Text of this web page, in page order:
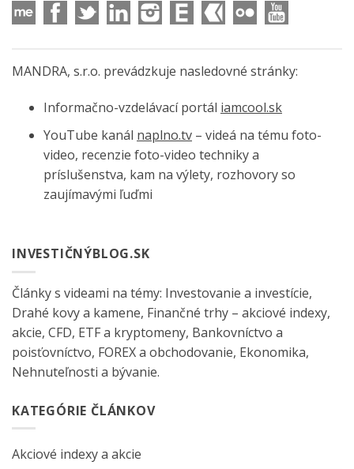
MANDRA, s.r.o. prevádzkuje nasledovné stránky:
Informačno-vzdelávací portál iamcool.sk
YouTube kanál naplno.tv – videá na tému foto-
video, recenzie foto-video techniky a
príslušenstva, kam na výlety, rozhovory so
zaujímavými ľuďmi
INVESTIČNÝBLOG.SK
Články s videami na témy: Investovanie a investície,
Drahé kovy a kamene, Finančné trhy – akciové indexy,
akcie, CFD, ETF a kryptomeny, Bankovníctvo a
poisťovníctvo, FOREX a obchodovanie, Ekonomika,
Nehnuteľnosti a bývanie.
KATEGÓRIE ČLÁNKOV
Akciové indexy a akcie